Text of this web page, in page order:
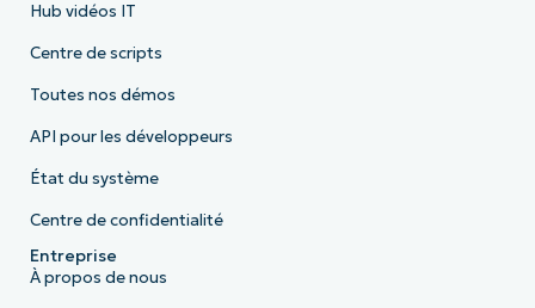
Hub vidéos IT
Centre de scripts
Toutes nos démos
API pour les développeurs
État du système
Centre de confidentialité
Entreprise
À propos de nous